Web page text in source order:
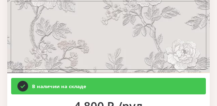
В наличии на складе